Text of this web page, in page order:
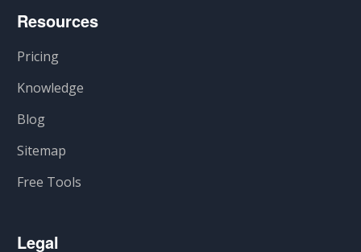
Resources
Pricing
Knowledge
Blog
Sitemap
Free Tools
Legal